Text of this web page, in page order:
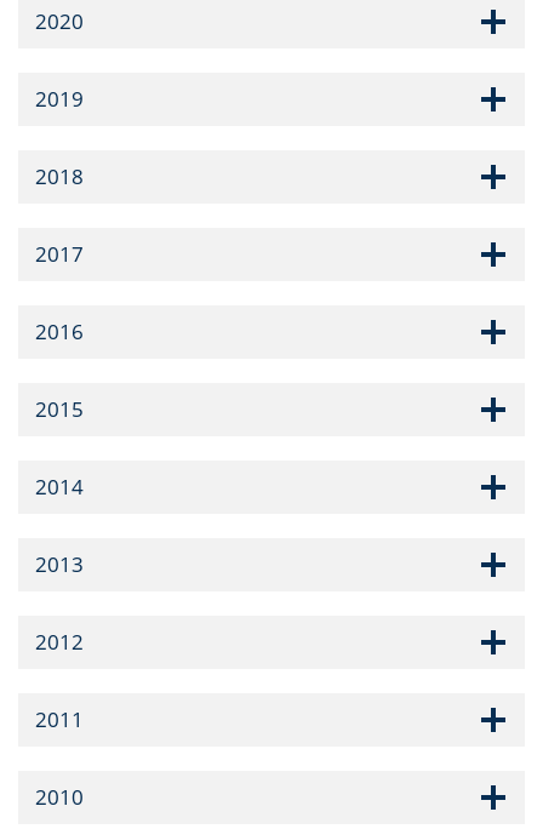
2020
2019
2018
2017
2016
2015
2014
2013
2012
2011
2010